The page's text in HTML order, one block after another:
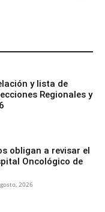
y lista de
Regionales y
obligan a revisar el
Oncológico de
2026